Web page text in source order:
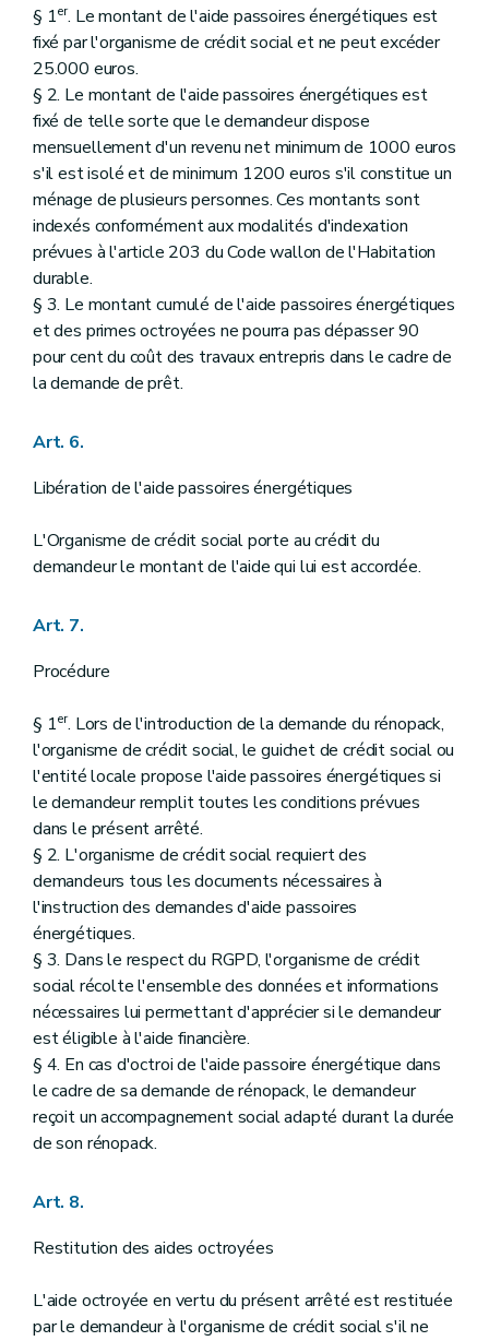
§ 1er. Le montant de l'aide passoires énergétiques est
fixé par l'organisme de crédit social et ne peut excéder
25.000 euros.
§ 2. Le montant de l'aide passoires énergétiques est
fixé de telle sorte que le demandeur dispose
mensuellement d'un revenu net minimum de 1000 euros
s'il est isolé et de minimum 1200 euros s'il constitue un
ménage de plusieurs personnes. Ces montants sont
indexés conformément aux modalités d'indexation
prévues à l'article 203 du Code wallon de l'Habitation
durable.
§ 3. Le montant cumulé de l'aide passoires énergétiques
et des primes octroyées ne pourra pas dépasser 90
pour cent du coût des travaux entrepris dans le cadre de
la demande de prêt.
Art. 6.
Libération de l'aide passoires énergétiques
L'Organisme de crédit social porte au crédit du
demandeur le montant de l'aide qui lui est accordée.
Art. 7.
Procédure
§ 1er. Lors de l'introduction de la demande du rénopack,
l'organisme de crédit social, le guichet de crédit social ou
l'entité locale propose l'aide passoires énergétiques si
le demandeur remplit toutes les conditions prévues
dans le présent arrêté.
§ 2. L'organisme de crédit social requiert des
demandeurs tous les documents nécessaires à
l'instruction des demandes d'aide passoires
énergétiques.
§ 3. Dans le respect du RGPD, l'organisme de crédit
social récolte l'ensemble des données et informations
nécessaires lui permettant d'apprécier si le demandeur
est éligible à l'aide financière.
§ 4. En cas d'octroi de l'aide passoire énergétique dans
le cadre de sa demande de rénopack, le demandeur
reçoit un accompagnement social adapté durant la durée
de son rénopack.
Art. 8.
Restitution des aides octroyées
L'aide octroyée en vertu du présent arrêté est restituée
par le demandeur à l'organisme de crédit social s'il ne